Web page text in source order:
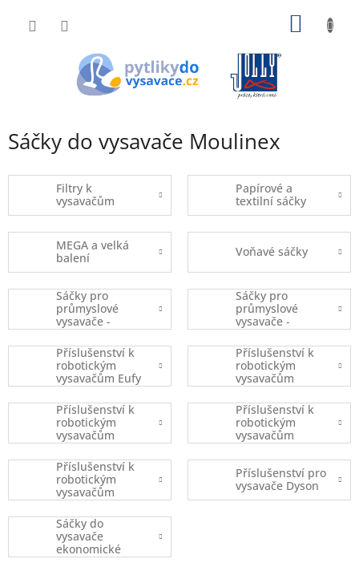
Sáčky do vysavače Moulinex
Filtry k
vysavačům
Papírové a
textilní sáčky
MEGA a velká
balení
Voňavé sáčky
Sáčky pro
průmyslové
vysavače -
kusový prodej
Sáčky pro
průmyslové
vysavače -
balené
Příslušenství k
robotickým
vysavačům Eufy
Robovac
Příslušenství k
robotickým
vysavačům
iRobot
Příslušenství k
robotickým
vysavačům
Xiaomi
Příslušenství k
robotickým
vysavačům
Ecovacs
Příslušenství k
robotickým
vysavačům
(ostatní značky)
Příslušenství pro
vysavače Dyson
Sáčky do
vysavače
ekonomické
balení